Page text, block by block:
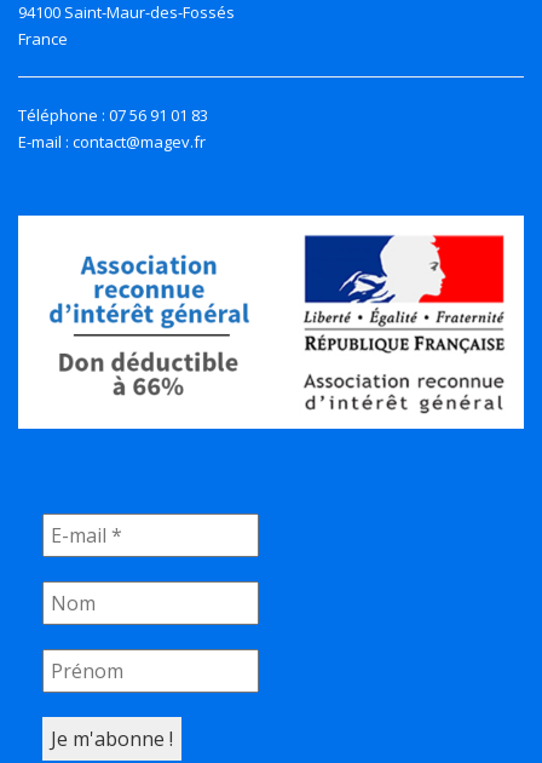
94100 Saint-Maur-des-Fossés
France
Téléphone : 07 56 91 01 83
E-mail : contact@magev.fr